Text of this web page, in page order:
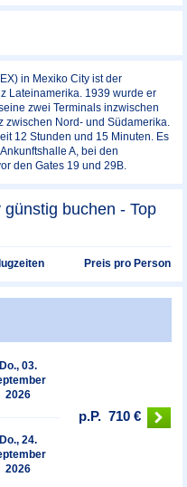
in Mexiko City ist der
Lateinamerika. 1939 wurde er
zwei Terminals inzwischen
zwischen Nord- und Südamerika.
12 Stunden und 15 Minuten. Es
A, bei den
den Gates 19 und 29B.
buchen - Top
Preis pro Person
Do., 03.
2026
Do., 24.
2026
p.P. 710 €